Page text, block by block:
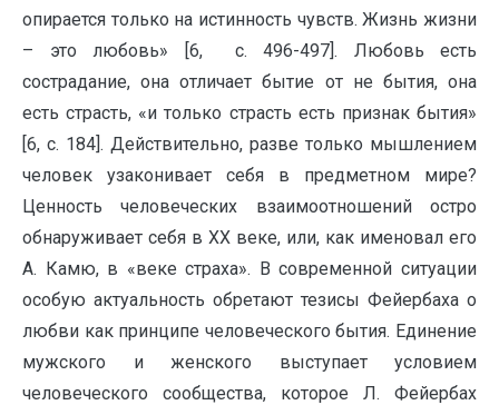
опирается только на истинность чувств. Жизнь жизни
– это любовь» [6, с. 496-497]. Любовь есть
сострадание, она отличает бытие от не бытия, она
есть страсть, «и только страсть есть признак бытия»
[6, с. 184]. Действительно, разве только мышлением
человек узаконивает себя в предметном мире?
Ценность человеческих взаимоотношений остро
обнаруживает себя в XX веке, или, как именовал его
А. Камю, в «веке страха». В современной ситуации
особую актуальность обретают тезисы Фейербаха о
любви как принципе человеческого бытия. Единение
мужского и женского выступает условием
человеческого сообщества, которое Л. Фейербах